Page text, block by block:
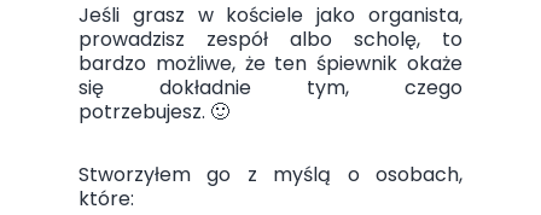
Jeśli grasz w kościele jako organista,
prowadzisz zespół albo scholę, to
bardzo możliwe, że ten śpiewnik okaże
się dokładnie tym, czego
potrzebujesz. 🙂
Stworzyłem go z myślą o osobach,
które: